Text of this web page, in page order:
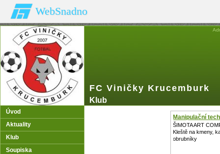
WebSnadno
FC Viničky Krucemburk
Klub
Úvod
Aktuality
Klub
Soupiska
Manipulační
ŠIMOTA ART
Kleště na kmeny,
obrubníky